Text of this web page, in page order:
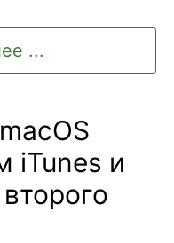
...
iTunes и